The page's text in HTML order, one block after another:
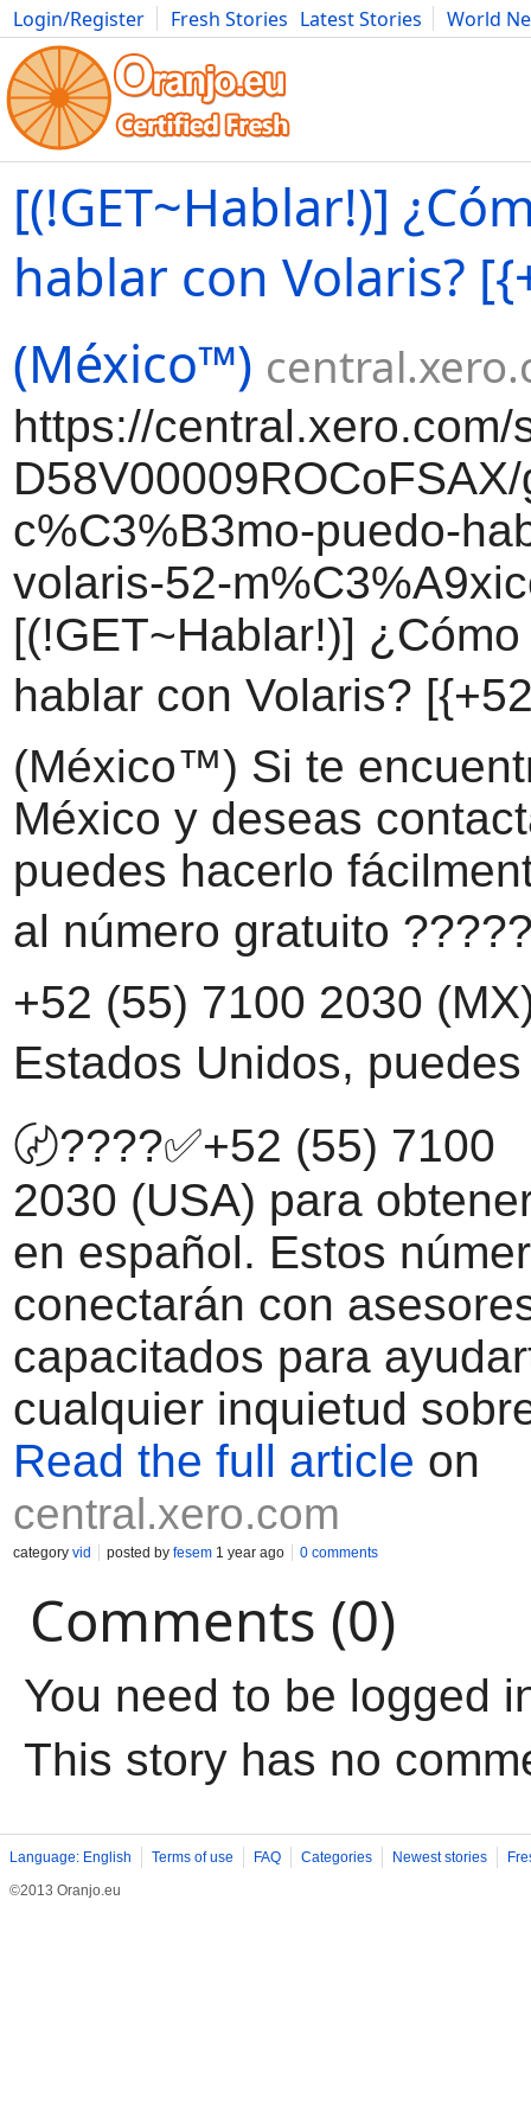
Login/Register Fresh Stories Latest Stories
World
Movies Anime Music Art Cars Advice Science
[(!GET~Hablar!)]
hablar con Volaris?
(México™)
https://central.xero.com/
c%C3%B3mo-puedo-
volaris-52-
[(!GET~Hablar!)]
hablar con Volaris?
(México™) Si te
México y deseas
puedes hacerlo
al número gratuito
+52 (55) 7100 2030
Estados Unidos,
〄????✅+52 (55) 7100
2030 (USA) para
en español. Estos
conectarán con
capacitados para
cualquier inquietud
Read the full article on
central.xero.com
category vid posted by fesem 1 year ago 0 comments
Comments (0)
You need to be logged
This story has no
Language: English Terms of use FAQ Categories Newest stories
©2013 Oranjo.eu